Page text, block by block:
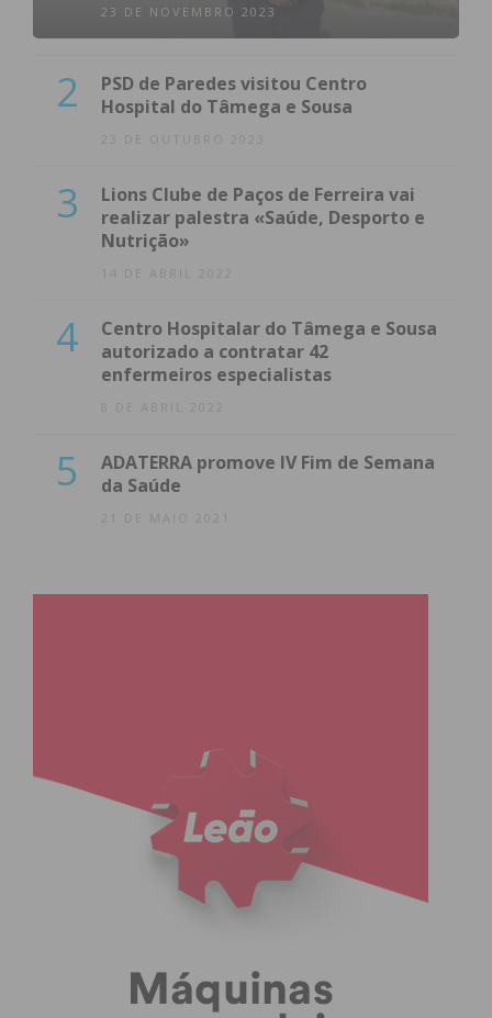
23 DE NOVEMBRO 2023
2
PSD de Paredes visitou Centro
Hospital do Tâmega e Sousa
23 DE OUTUBRO 2023
3
Lions Clube de Paços de Ferreira vai
realizar palestra «Saúde, Desporto e
Nutrição»
14 DE ABRIL 2022
4
Centro Hospitalar do Tâmega e Sousa
autorizado a contratar 42
enfermeiros especialistas
8 DE ABRIL 2022
5
ADATERRA promove IV Fim de Semana
da Saúde
21 DE MAIO 2021